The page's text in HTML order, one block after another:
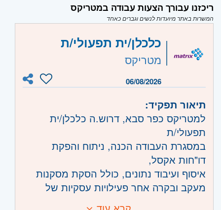
ריכזנו עבורך הצעות עבודה במטריקס
המשרות באתר מיועדות לנשים וגברים כאחד
כלכלן/ית תפעולי/ת
מטריקס
06/08/2026
תיאור תפקיד:
למטריקס כפר סבא, דרוש.ה כלכלן/ית
תפעולי/ת
במסגרת העבודה הכנה, ניתוח והפקת
דו"חות אקסל,
איסוף ועיבוד נתונים, כולל הסקת מסקנות
מעקב ובקרה אחר פעילויות עסקיות של